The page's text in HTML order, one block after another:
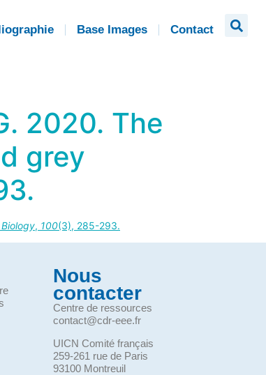
Base Images Contact
2020. The
grey
, 100(3), 285-293.
Nous
contacter
Centre de ressources
contact@cdr-eee.fr
UICN Comité français
259-261 rue de Paris
93100 Montreuil